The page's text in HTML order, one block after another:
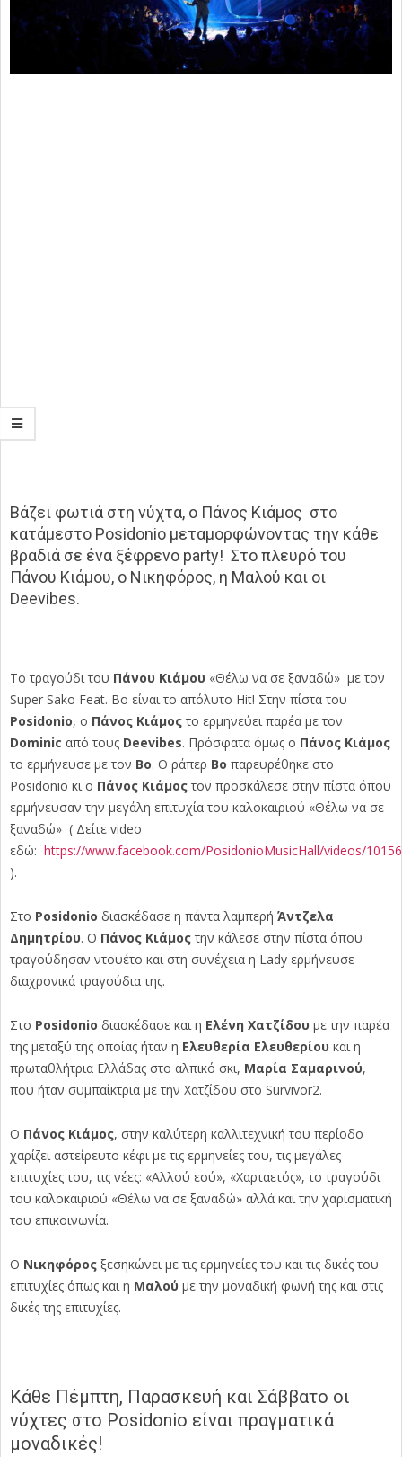
Βάζει φωτιά στη νύχτα, ο Πάνος Κιάμος στο
κατάμεστο Posidonio μεταμορφώνοντας την κάθε
βραδιά σε ένα ξέφρενο party! Στο πλευρό του
Πάνου Κιάμου, ο Νικηφόρος, η Μαλού και οι
Deevibes.
Το τραγούδι του Πάνου Κιάμου «Θέλω να σε ξαναδώ» με τον
Super Sako Feat. Bo είναι το απόλυτο Hit! Στην πίστα του
Posidonio, o Πάνος Κιάμος το ερμηνεύει παρέα με τον
Dominic από τους Deevibes. Πρόσφατα όμως ο Πάνος Κιάμος
το ερμήνευσε με τον Bo. Ο ράπερ Bo παρευρέθηκε στο
Posidonio κι ο Πάνος Κιάμος τον προσκάλεσε στην πίστα όπου
ερμήνευσαν την μεγάλη επιτυχία του καλοκαιριού «Θέλω να σε
ξαναδώ» ( Δείτε video
εδώ: https://www.facebook.com/PosidonioMusicHall/videos/
).
Στο Posidonio διασκέδασε η πάντα λαμπερή Άντζελα
Δημητρίου. Ο Πάνος Κιάμος την κάλεσε στην πίστα όπου
τραγούδησαν ντουέτο και στη συνέχεια η Lady ερμήνευσε
διαχρονικά τραγούδια της.
Στο Posidonio διασκέδασε και η Ελένη Χατζίδου με την παρέα
της μεταξύ της οποίας ήταν η Ελευθερία Ελευθερίου και η
πρωταθλήτρια Ελλάδας στο αλπικό σκι, Μαρία Σαμαρινού,
που ήταν συμπαίκτρια με την Χατζίδου στο Survivor2.
Ο Πάνος Κιάμος, στην καλύτερη καλλιτεχνική του περίοδο
χαρίζει αστείρευτο κέφι με τις ερμηνείες του, τις μεγάλες
επιτυχίες του, τις νέες: «Αλλού εσύ», «Χαρταετός», το τραγούδι
του καλοκαιριού «Θέλω να σε ξαναδώ» αλλά και την χαρισματική
του επικοινωνία.
Ο Νικηφόρος ξεσηκώνει με τις ερμηνείες του και τις δικές του
επιτυχίες όπως και η Μαλού με την μοναδική φωνή της και στις
δικές της επιτυχίες.
Κάθε Πέμπτη, Παρασκευή και Σάββατο οι
νύχτες στο Posidonio είναι πραγματικά
μοναδικές!